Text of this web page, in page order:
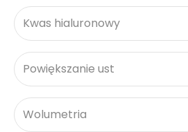
Kwas hialuronowy
Powiększanie ust
Wolumetria